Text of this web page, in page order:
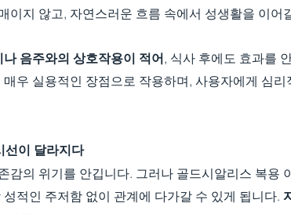
이지 않고, 자연스러운 흐름 속에서 성생활을 이어
나 음주와의 상호작용이 적어, 식사 후에도 효과를
우 실용적인 장점으로 작용하며, 사용자에게 심리
선이 달라지다
감의 위기를 안깁니다. 그러나 골드시알리스 복용
적인 주저함 없이 관계에 다가갈 수 있게 됩니다.